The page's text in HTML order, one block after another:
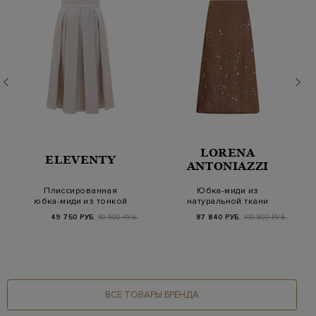
ELEVENTY
Плиссированная
юбка-миди из тонкой
49 750 РУБ. 99 500 РУБ.
LORENA
ANTONIAZZI
Юбка-миди из
натуральной ткани
87 840 РУБ. 109 800 РУБ.
ВСЕ ТОВАРЫ БРЕНДА